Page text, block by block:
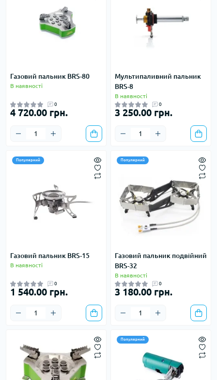
Газовий пальник BRS-80
В наявності
0
4 720.00 грн.
Мультипаливний пальник
BRS-8
В наявності
0
3 250.00 грн.
Популярний
Газовий пальник BRS-15
В наявності
0
1 540.00 грн.
Популярний
Газовий пальник подвійний
BRS-32
В наявності
0
3 180.00 грн.
Популярний